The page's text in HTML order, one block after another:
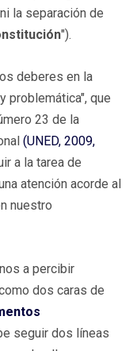
la separación de
").
deberes en la
problemática", que
23 de la
(UNED, 2009,
a la tarea de
atención acorde al
nuestro
a percibir
dos caras de
seguir dos líneas